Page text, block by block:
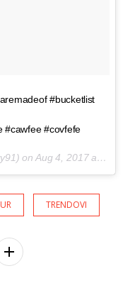
#bucketlist
#cawfee #covfefe
on Aug 4, 2017 at 9:03pm PDT
TRENDOVI